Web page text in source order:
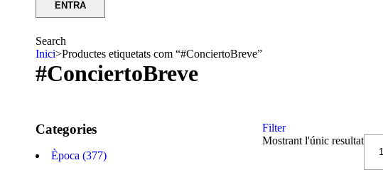
Search
Inici>Productes etiquetats com “#ConciertoBreve”
#ConciertoBreve
Categories
Època (377)
Filter
Mostrant l'únic resultat